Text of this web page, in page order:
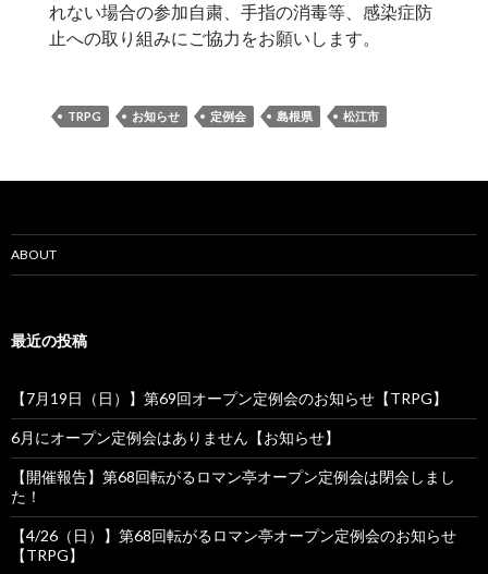
れない場合の参加自粛、手指の消毒等、感染症防
止への取り組みにご協力をお願いします。
TRPG お知らせ 定例会 島根県 松江市
ABOUT
最近の投稿
【7月19日（日）】第69回オープン定例会のお知らせ【TRPG】
6月にオープン定例会はありません【お知らせ】
【開催報告】第68回転がるロマン亭オープン定例会は閉会しまし
た！
【4/26（日）】第68回転がるロマン亭オープン定例会のお知らせ
【TRPG】